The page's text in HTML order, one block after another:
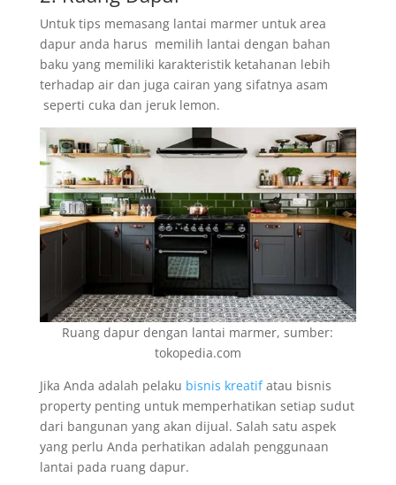
Untuk tips memasang lantai marmer untuk area
dapur anda harus memilih lantai dengan bahan
baku yang memiliki karakteristik ketahanan lebih
terhadap air dan juga cairan yang sifatnya asam
seperti cuka dan jeruk lemon.
Ruang dapur dengan lantai marmer, sumber:
tokopedia.com
Jika Anda adalah pelaku bisnis kreatifatau bisnis
property penting untuk memperhatikan setiap sudut
dari bangunan yang akan dijual. Salah satu aspek
yang perlu Anda perhatikan adalah penggunaan
lantai pada ruang dapur.